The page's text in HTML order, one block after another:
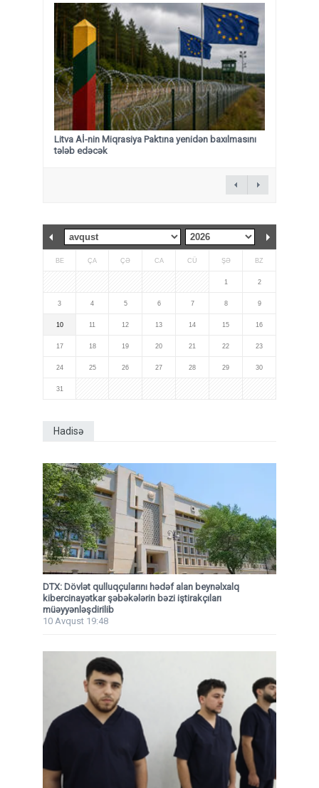
Litva Aİ-nin Miqrasiya Paktına yenidən baxılmasını
tələb edəcək
BE ÇA ÇƏ CA CÜ ŞƏ BZ
1 2
3 4 5 6 7 8 9
10 11 12 13 14 15 16
17 18 19 20 21 22 23
24 25 26 27 28 29 30
31
Hadisə
DTX: Dövlət qulluqçularını hədəf alan beynəlxalq
kibercinayətkar şəbəkələrin bəzi iştirakçıları
müəyyənləşdirilib
10 Avqust 19:48